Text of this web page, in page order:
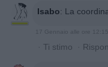
Isabo: La
17 Gennaio alle ore 12:15
· Ti stimo ·